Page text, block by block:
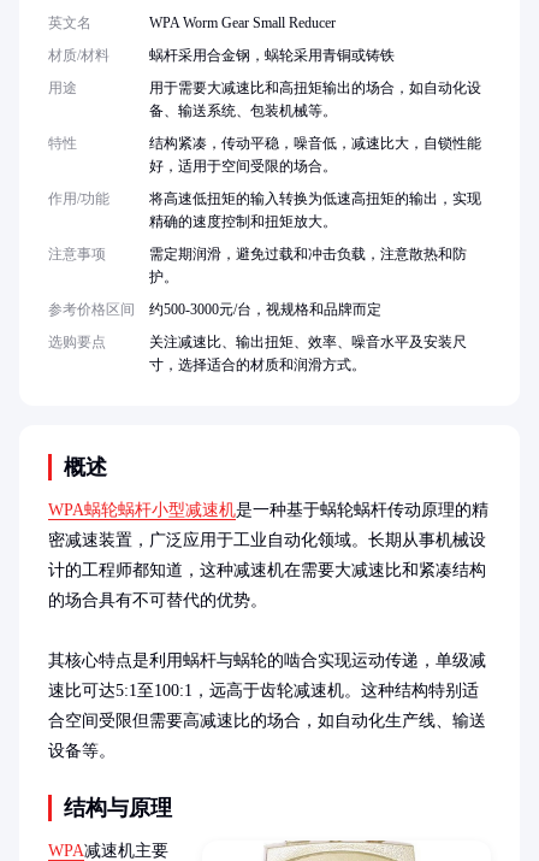
概述
WPA蜗轮蜗杆小型减速机是一种基于蜗轮蜗杆传动原理的精
密减速装置，广泛应用于工业自动化领域。长期从事机械设
计的工程师都知道，这种减速机在需要大减速比和紧凑结构
的场合具有不可替代的优势。
其核心特点是利用蜗杆与蜗轮的啮合实现运动传递，单级减
速比可达5:1至100:1，远高于齿轮减速机。这种结构特别适
合空间受限但需要高减速比的场合，如自动化生产线、输送
设备等。
结构与原理
WPA减速机主要
英文名
WPA Worm Gear Small Reducer
材质/材料
蜗杆采用合金钢，蜗轮采用青铜或铸铁
用途
用于需要大减速比和高扭矩输出的场合，如自动化设
备、输送系统、包装机械等。
特性
结构紧凑，传动平稳，噪音低，减速比大，自锁性能
好，适用于空间受限的场合。
作用/功能
将高速低扭矩的输入转换为低速高扭矩的输出，实现
精确的速度控制和扭矩放大。
注意事项
需定期润滑，避免过载和冲击负载，注意散热和防
护。
参考价格区间
约500-3000元/台，视规格和品牌而定
选购要点
关注减速比、输出扭矩、效率、噪音水平及安装尺
寸，选择适合的材质和润滑方式。